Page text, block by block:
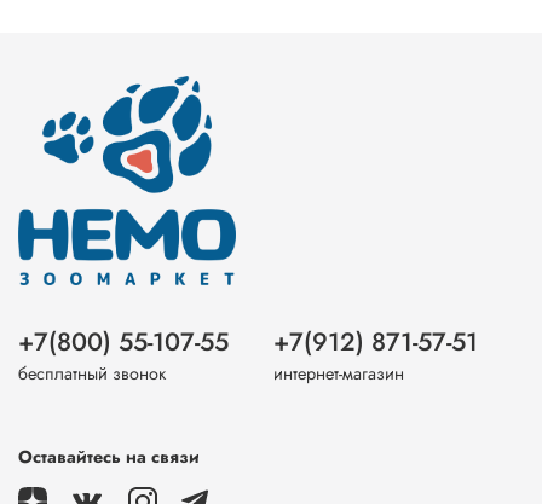
+7(800) 55-107-55
бесплатный звонок
+7(912) 871-57-51
интернет-магазин
Оставайтесь на связи